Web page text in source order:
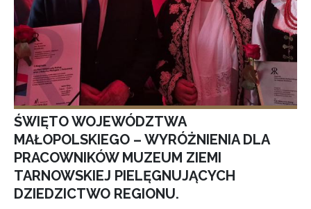
ŚWIĘTO WOJEWÓDZTWA
MAŁOPOLSKIEGO – WYRÓŻNIENIA DLA
PRACOWNIKÓW MUZEUM ZIEMI
TARNOWSKIEJ PIELĘGNUJĄCYCH
DZIEDZICTWO REGIONU.